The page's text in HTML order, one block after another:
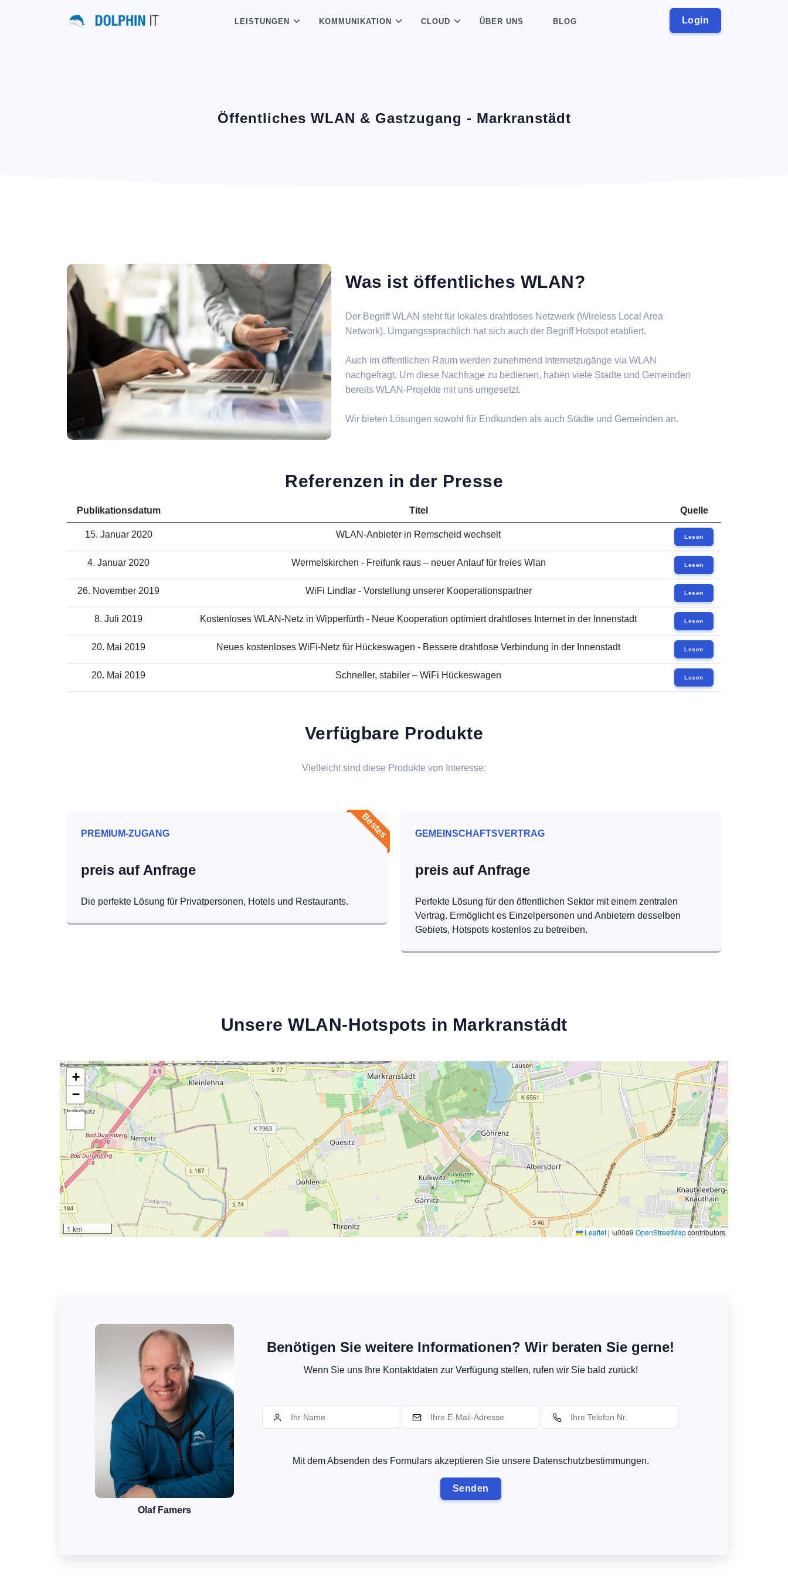
Login
LEISTUNGEN KOMMUNIKATION CLOUD ÜBER UNS BLOG
Öffentliches WLAN & Gastzugang - Markranstädt
Was ist öffentliches WLAN?
Der Begriff WLAN steht für lokales drahtloses Netzwerk (Wireless Local Area
Network). Umgangssprachlich hat sich auch der Begriff Hotspot etabliert.
Auch im öffentlichen Raum werden zunehmend Internetzugänge via WLAN
nachgefragt. Um diese Nachfrage zu bedienen, haben viele Städte und Gemeinden
bereits WLAN-Projekte mit uns umgesetzt.
Wir bieten Lösungen sowohl für Endkunden als auch Städte und Gemeinden an.
Referenzen in der Presse
Publikationsdatum Titel Quelle
15. Januar 2020 WLAN-Anbieter in Remscheid wechselt Lesen
4. Januar 2020 Wermelskirchen - Freifunk raus – neuer Anlauf für freies Wlan Lesen
26. November 2019 WiFi Lindlar - Vorstellung unserer Kooperationspartner Lesen
8. Juli 2019 Kostenloses WLAN-Netz in Wipperfürth - Neue Kooperation optimiert drahtloses Internet in der Innenstadt Lesen
20. Mai 2019 Neues kostenloses WiFi-Netz für Hückeswagen - Bessere drahtlose Verbindung in der Innenstadt Lesen
20. Mai 2019 Schneller, stabiler – WiFi Hückeswagen Lesen
Verfügbare Produkte
Vielleicht sind diese Produkte von Interesse:
Bestes
PREMIUM-ZUGANG
preis auf Anfrage
Die perfekte Lösung für Privatpersonen, Hotels und Restaurants.
GEMEINSCHAFTSVERTRAG
preis auf Anfrage
Perfekte Lösung für den öffentlichen Sektor mit einem zentralen
Vertrag. Ermöglicht es Einzelpersonen und Anbietern desselben
Gebiets, Hotspots kostenlos zu betreiben.
Unsere WLAN-Hotspots in Markranstädt
+
−
1 km Leaflet | \u00a9OpenStreetMapcontributors
Olaf Famers
Benötigen Sie weitere Informationen? Wir beraten Sie gerne!
Wenn Sie uns Ihre Kontaktdaten zur Verfügung stellen, rufen wir Sie bald zurück!
Mit dem Absenden des Formulars akzeptieren Sie unsere Datenschutzbestimmungen.